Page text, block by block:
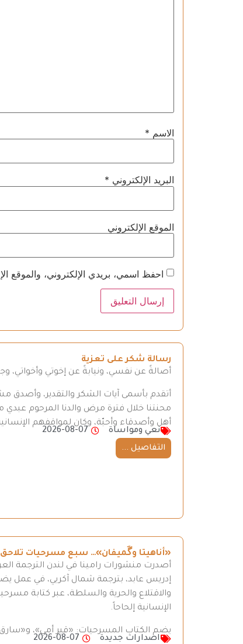
الاسم *
البريد الإلكتروني *
الموقع الإلكتروني
احفظ اسمي، بريدي الإلكتروني، والموقع
رسالة شكر على تعزية
أصالةً عن نفسي، ونيابةً عن إخوتي وأخواتي،
أتقدم بأسمى آيات الشكر والتقدير، وأصدق
محنتنا خلال فترة مرض والدنا المرحوم
أهل وأصدقاء وأحبّة، وكان لمواقفهم الإنسانية
نعي ومواساة
2026-08-07
التفاصيل ...
«أناهيتا وگَميفان»… سبع مسرحيات
أصدرت منشورات رامينا في لندن الترجمة
إدريس عابد، بترجمة شمال آكريي، في عمل
والاقتلاع والحرية والسلطة، عبر كتابة
الإنسانية إلحاحاً.
يضم الكتاب المسرحيات: «قبر أمي»، و«سارق
اصدارات جديدة
2026-08-07